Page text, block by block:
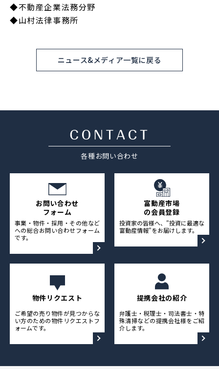
◆不動産企業法務分野
◆山村法律事務所
ニュース&メディア一覧に戻る
各種お問い合わせ
お問い合わせ
フォーム
事業・物件・採用・その他など
への総合お問い合わせフォーム
です。
富動産市場
の会員登録
投資家の皆様へ、"投資に最適な
富動産情報"をお届けします。
物件リクエスト
ご希望の売り物件が見つからな
い方のための物件リクエストフ
ォームです。
提携会社の紹介
弁護士・税理士・司法書士・特
殊清掃などの提携会社様をご紹
介します。